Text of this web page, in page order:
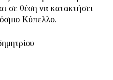
σε θέση να κατακτήσει
Κύπελλο.